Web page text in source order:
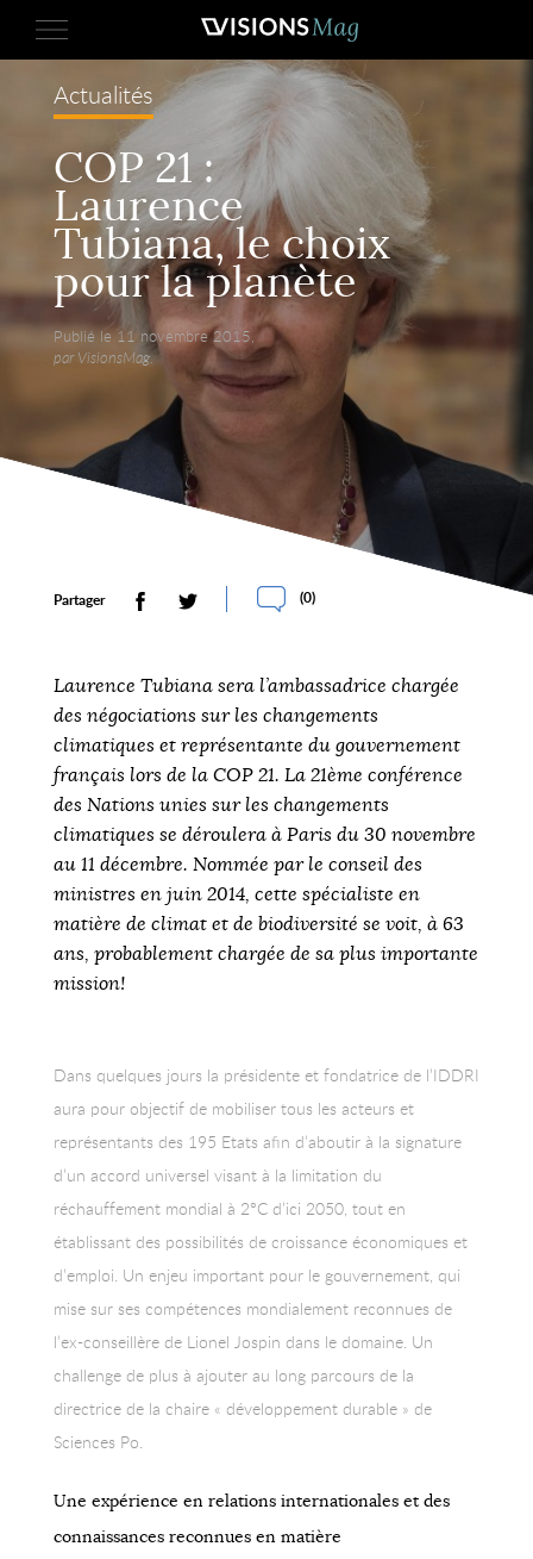
Actualités
COP 21 :
Laurence
Tubiana, le choix
pour la planète
Publié le 11 novembre 2015,
par VisionsMag.
Partager (0)
Laurence Tubiana sera l’ambassadrice chargée
des négociations sur les changements
climatiques et représentante du gouvernement
français lors de la COP 21. La 21ème conférence
des Nations unies sur les changements
climatiques se déroulera à Paris du 30 novembre
au 11 décembre. Nommée par le conseil des
ministres en juin 2014, cette spécialiste en
matière de climat et de biodiversité se voit, à 63
ans, probablement chargée de sa plus importante
mission!
Dans quelques jours la présidente et fondatrice de l’IDDRI
aura pour objectif de mobiliser tous les acteurs et
représentants des 195 Etats afin d’aboutir à la signature
d’un accord universel visant à la limitation du
réchauffement mondial à 2°C d’ici 2050, tout en
établissant des possibilités de croissance économiques et
d’emploi. Un enjeu important pour le gouvernement, qui
mise sur ses compétences mondialement reconnues de
l’ex-conseillère de Lionel Jospin dans le domaine. Un
challenge de plus à ajouter au long parcours de la
directrice de la chaire « développement durable » de
Sciences Po.
Une expérience en relations internationales et des
connaissances reconnues en matière